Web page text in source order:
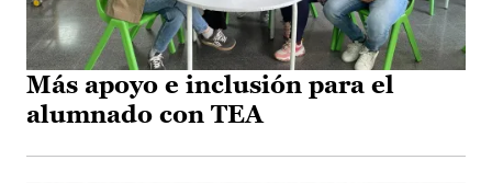
Más apoyo e inclusión para el
alumnado con TEA